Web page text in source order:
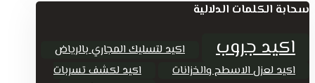
سحابة الكلمات الدلالية
اكيد جروب اكيد لتسليك المجاري بالرياض
اكيد لعزل الاسطح والخزانات
اكيد لكشف تسربات